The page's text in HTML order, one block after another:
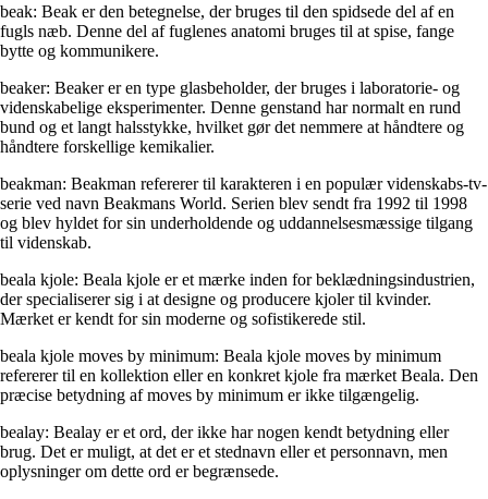
beak: Beak er den betegnelse, der bruges til den spidsede del af en
fugls næb. Denne del af fuglenes anatomi bruges til at spise, fange
bytte og kommunikere.
beaker: Beaker er en type glasbeholder, der bruges i laboratorie- og
videnskabelige eksperimenter. Denne genstand har normalt en rund
bund og et langt halsstykke, hvilket gør det nemmere at håndtere og
håndtere forskellige kemikalier.
beakman: Beakman refererer til karakteren i en populær videnskabs-tv-
serie ved navn Beakmans World. Serien blev sendt fra 1992 til 1998
og blev hyldet for sin underholdende og uddannelsesmæssige tilgang
til videnskab.
beala kjole: Beala kjole er et mærke inden for beklædningsindustrien,
der specialiserer sig i at designe og producere kjoler til kvinder.
Mærket er kendt for sin moderne og sofistikerede stil.
beala kjole moves by minimum: Beala kjole moves by minimum
refererer til en kollektion eller en konkret kjole fra mærket Beala. Den
præcise betydning af moves by minimum er ikke tilgængelig.
bealay: Bealay er et ord, der ikke har nogen kendt betydning eller
brug. Det er muligt, at det er et stednavn eller et personnavn, men
oplysninger om dette ord er begrænsede.